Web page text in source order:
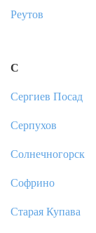
Реутов
С
Сергиев Посад
Серпухов
Солнечногорск
Софрино
Старая Купава